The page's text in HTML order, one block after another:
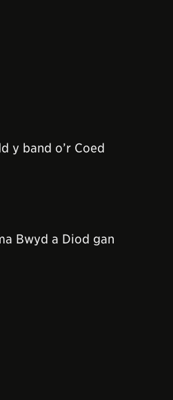
y band o’r Coed
Bwyd a Diod gan